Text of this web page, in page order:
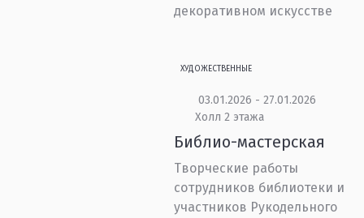
декоративном искусстве
ХУДОЖЕСТВЕННЫЕ
03.01.2026 - 27.01.2026
Холл 2 этажа
Библио-мастерская
Творческие работы
сотрудников библиотеки и
участников Рукодельного